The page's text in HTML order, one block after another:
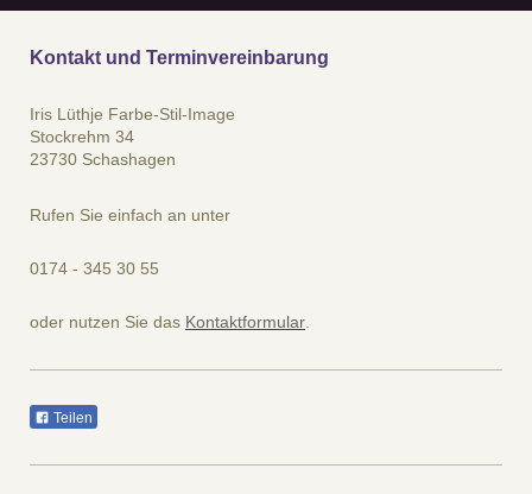
Kontakt und Terminvereinbarung
Iris Lüthje Farbe-Stil-Image
Stockrehm 34
23730 Schashagen
Rufen Sie einfach an unter
0174 - 345 30 55​
oder nutzen Sie das Kontaktformular
Teilen